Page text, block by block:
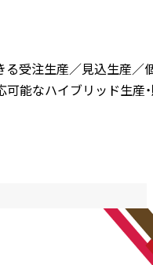
る受注生産／見込生産／
能なハイブリッド生産